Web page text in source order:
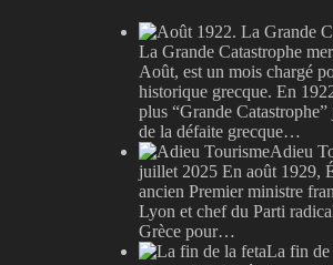
La Grande Catastrophe
Août, est un mois chargé
historique grecque. En
plus “Grande Catastrophe”
de la défaite grecque…
Adieu
juillet 2025 En août 1929,
ancien Premier ministre
Lyon et chef du Parti
Grèce pour…
La fin de